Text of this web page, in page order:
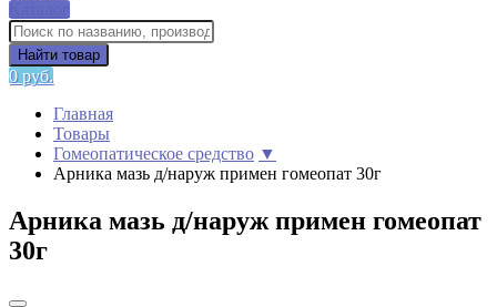
Найти товар
0 руб.
Главная
Товары
Гомеопатическое средство ▼
Арника мазь д/наруж примен гомеопат 30г
Арника мазь д/наруж примен гомеопат
30г